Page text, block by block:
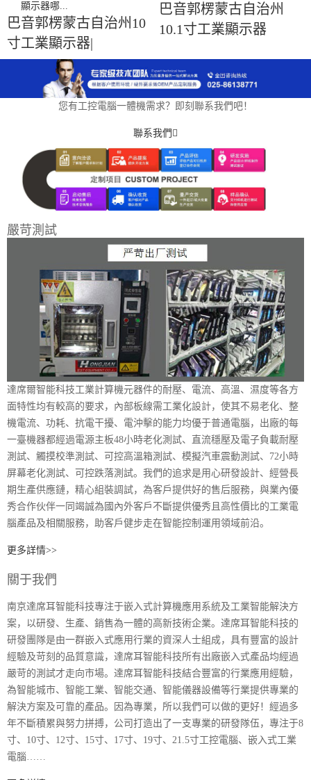
顯示器哪...
巴音郭楞蒙古自治州10
寸工業顯示器|
巴音郭楞蒙古自治州
10.1寸工業顯示器
您有工控電腦一體機需求？即刻聯系我們吧！
聯系我們
嚴苛測試
達席爾智能科技工業計算機元器件的耐壓、電流、高溫、濕度等各方
面特性均有較高的要求，內部板線需工業化設計，使其不易老化、整
機電流、功耗、抗電干擾、電沖擊的能力均優于普通電腦，出廠的每
一臺機器都經過電源主板48小時老化測試、直流穩壓及電子負載耐壓
測試、觸摸校準測試、可控高溫箱測試、模擬汽車震動測試、72小時
屏幕老化測試、可控跌落測試。我們的追求是用心研發設計、經營長
期生產供應鏈，精心組裝調試，為客戶提供好的售后服務，與業內優
秀合作伙伴一同竭誠為國內外客戶不斷提供優秀且高性價比的工業電
腦產品及相關服務，助客戶健步走在智能控制運用領域前沿。
更多詳情>>
關于我們
南京達席耳智能科技專注于嵌入式計算機應用系統及工業智能解決方
案，以研發、生產、銷售為一體的高新技術企業。達席耳智能科技的
研發團隊是由一群嵌入式應用行業的資深人士組成，具有豐富的設計
經驗及苛刻的品質意識，達席耳智能科技所有出廠嵌入式產品均經過
嚴苛的測試才走向市場。達席耳智能科技結合豐富的行業應用經驗，
為智能城市、智能工業、智能交通、智能儀器設備等行業提供專業的
解決方案及可靠的產品。因為專業，所以我們可以做的更好！經過多
年不斷積累與努力拼搏，公司打造出了一支專業的研發隊伍，專注于8
寸、10寸、12寸、15寸、17寸、19寸、21.5寸工控電腦、嵌入式工業
電腦……